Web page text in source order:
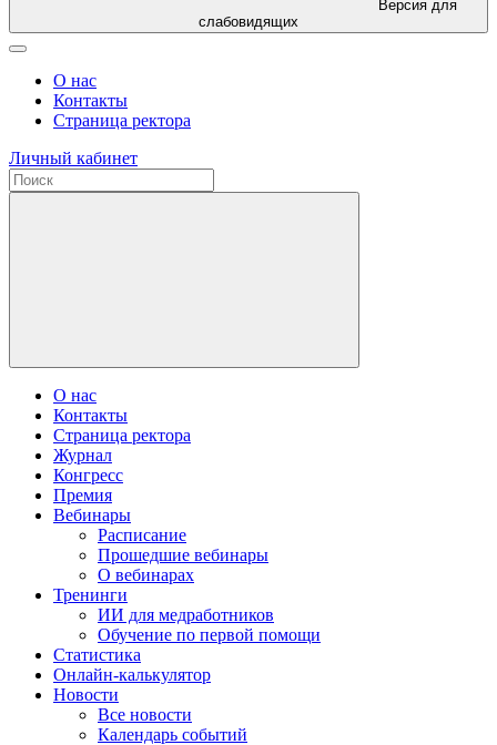
Версия для
слабовидящих
О нас
Контакты
Страница ректора
Личный кабинет
О нас
Контакты
Страница ректора
Журнал
Конгресс
Премия
Вебинары
Расписание
Прошедшие вебинары
О вебинарах
Тренинги
ИИ для медработников
Обучение по первой помощи
Статистика
Онлайн-калькулятор
Новости
Все новости
Календарь событий